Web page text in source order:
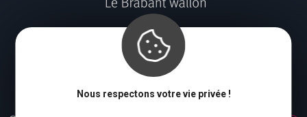
Nous respectons votre vie privée !
Le blog